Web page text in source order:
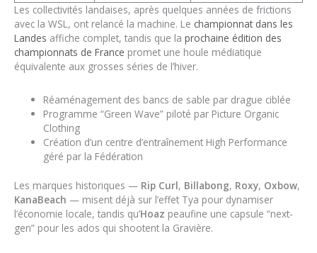
Les collectivités landaises, après quelques années de frictions
avec la WSL, ont relancé la machine. Le championnat dans les
Landes affiche complet, tandis que la prochaine édition des
championnats de France promet une houle médiatique
équivalente aux grosses séries de l’hiver.
Réaménagement des bancs de sable par drague ciblée
Programme “Green Wave” piloté par Picture Organic
Clothing
Création d’un centre d’entraînement High Performance
géré par la Fédération
Les marques historiques — Rip Curl, Billabong, Roxy, Oxbow,
KanaBeach — misent déjà sur l’effet Tya pour dynamiser
l’économie locale, tandis qu’Hoaz peaufine une capsule “next-
gen” pour les ados qui shootent la Gravière.